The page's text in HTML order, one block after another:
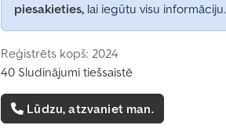
piesakieties, lai iegūtu visu informāciju.
Reģistrēts kopš: 2024
40 Sludinājumi tiešsaistē
Lūdzu, atzvaniet man.